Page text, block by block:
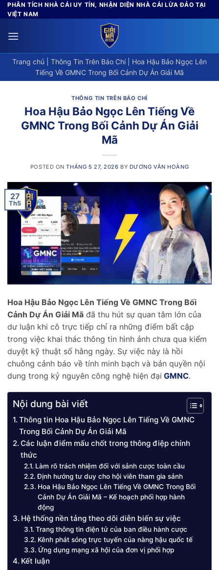
Skip
to
content
PHÂN TÍCH NHÀ CÁI UY TÍN, NHẬN DIỆN NHÀ CÁI LỪA ĐẢO TẠI
VIỆT NAM
Trang chủ Thông Tin Trên Báo Chí| Hoa Hậu Bảo Ngọc Lên
Tiếng Về GMNC Trong Bối Cảnh Dự Án Giải Mã
THÔNG TIN TRÊN BÁO CHÍ
Hoa Hậu Bảo Ngọc Lên Tiếng Về
GMNC Trong Bối Cảnh Dự Án Giải
Mã
POSTED ONTHÁNG 5 27, 2026 BY DƯƠNG VĂN HOÀNG
27
Th5
Hoa Hậu Bảo Ngọc Lên Tiếng Về GMNC Trong Bối
Cảnh Dự Án Giải Mã đã thu hút sự quan tâm lớn của
dư luận khi cô trực tiếp chỉ ra những điểm bất cập
trong việc khai thác thông tin hình ảnh chưa qua kiểm
duyệt kỹ thuật số hằng ngày. Sự việc này là hồi
chuông cảnh báo về tính minh bạch và bản quyền nội
dung trong kỷ nguyên công nghệ hiện đại GMNC.
Nội dung bài viết
Thông tin Hoa Hậu Bảo Ngọc Lên Tiếng Về GMNC
Trong Bối Cảnh Dự Án Giải Mã
Các luận điểm mấu chốt trong thông điệp chính
thức
Làm rõ trách nhiệm đối với sảnh cược toàn cầu
Định hướng tư duy cho hội viên tham gia sảnh
Hoa Hậu Bảo Ngọc Lên Tiếng Về GMNC Trong Bối
Cảnh Dự Án Giải Mã – Kế hoạch phối hợp hành
động
Hệ thống nền tảng theo dõi diễn biến sự việc
Trang thông tin điện tử của ban điều hành cược
Kênh phát sóng trực tuyến của nàng hậu quốc tế
Ứng dụng mạng xã hội của đơn vị phối hợp
Kết luận